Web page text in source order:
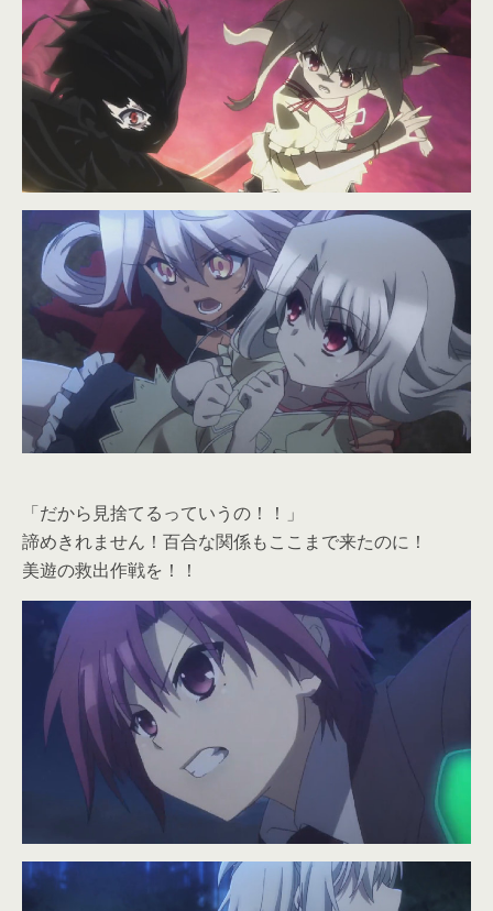
「だから見捨てるっていうの！！」
諦めきれません！百合な関係もここまで来たのに！
美遊の救出作戦を！！